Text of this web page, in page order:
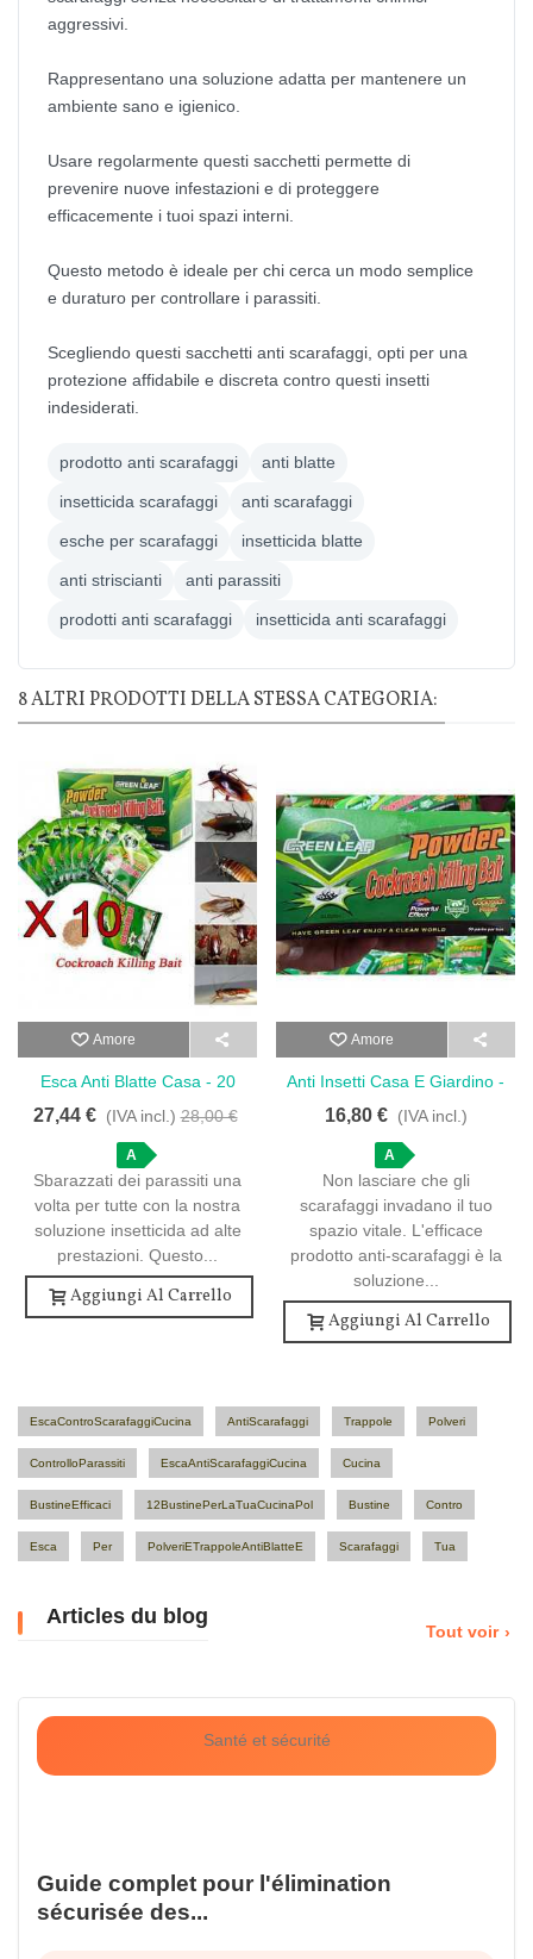
aggressivi.
Rappresentano una soluzione adatta per mantenere un
ambiente sano e igienico.
Usare regolarmente questi sacchetti permette di
prevenire nuove infestazioni e di proteggere
efficacemente i tuoi spazi interni.
Questo metodo è ideale per chi cerca un modo semplice
e duraturo per controllare i parassiti.
Scegliendo questi sacchetti anti scarafaggi, opti per una
protezione affidabile e discreta contro questi insetti
indesiderati.
prodotto anti scarafaggi anti blatte
insetticida scarafaggi anti scarafaggi
esche per scarafaggi insetticida blatte
anti striscianti anti parassiti
prodotti anti scarafaggi insetticida anti scarafaggi
8 ALTRI PRODOTTI DELLA STESSA CATEGORIA:
Amore
Esca Anti Blatte Casa - 20
Bustine
27,44 € (IVA incl.) 28,00 €
A
Sbarazzati dei parassiti una
volta per tutte con la nostra
soluzione insetticida ad alte
prestazioni. Questo...
Aggiungi Al Carrello
Amore
Anti Insetti Casa E Giardino -
10 Bustine
16,80 € (IVA incl.)
A
Non lasciare che gli
scarafaggi invadano il tuo
spazio vitale. L'efficace
prodotto anti-scarafaggi è la
soluzione...
Aggiungi Al Carrello
EscaControScarafaggiCucina AntiScarafaggi Trappole Polveri
ControlloParassiti EscaAntiScarafaggiCucina Cucina
BustineEfficaci 12BustinePerLaTuaCucinaPol Bustine Contro
Esca Per PolveriETrappoleAntiBlatteE Scarafaggi Tua
Articles du blog
Tout voir
Santé et sécurité
Guide complet pour l'élimination
sécurisée des...